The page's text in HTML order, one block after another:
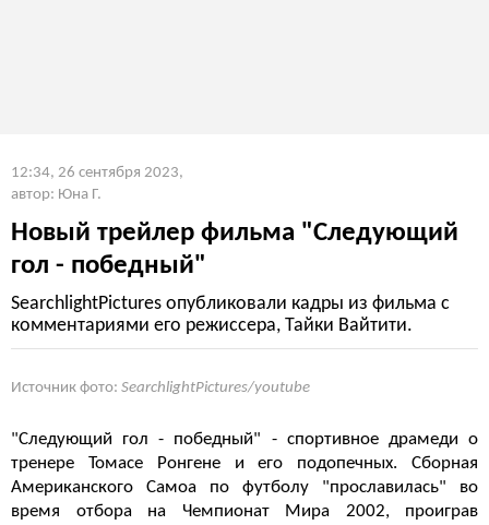
12:34, 26 сентября 2023,
автор: Юна Г.
Новый трейлер фильма "Следующий
гол - победный"
SearchlightPictures опубликовали кадры из фильма с
комментариями его режиссера, Тайки Вайтити.
Источник фото: SearchlightPictures/youtube
"Следующий гол - победный" - спортивное драмеди о
тренере Томасе Ронгене и его подопечных. Сборная
Американского Самоа по футболу "прославилась" во
время отбора на Чемпионат Мира 2002, проиграв